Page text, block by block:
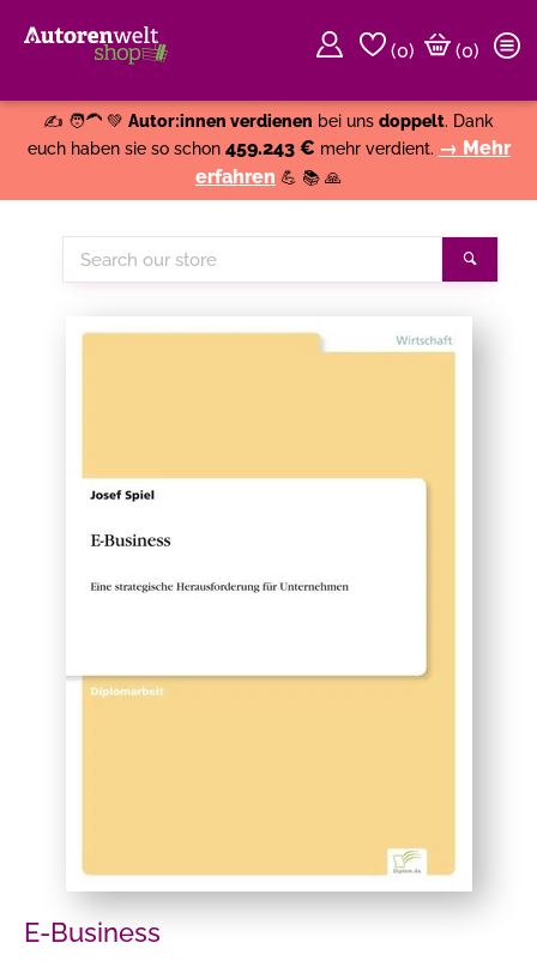
(0)
(0)
✍️ 🧑‍🦱 💚 Autor:innen verdienen bei uns doppelt. Dank
euch haben sie so schon 459.243 € mehr verdient. → Mehr
erfahren 💪 📚 🙏
Search
our
E-Business